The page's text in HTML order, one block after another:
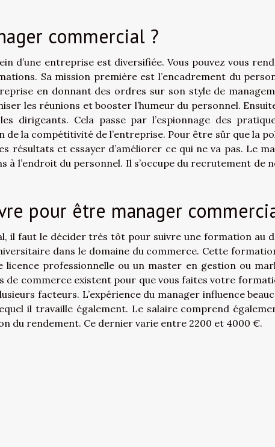
commercial ?
d’une entreprise est diversifiée. Vous pouvez vous
Sa mission première est l’encadrement du
en donnant des ordres sur son style de
les réunions et booster l’humeur du personnel.
dirigeants. Cela passe par l’espionnage des
de la compétitivité de l’entreprise. Pour être sûr que la
résultats et essayer d’améliorer ce qui ne va pas. Le
l’endroit du personnel. Il s’occupe du recrutement de
pour être manager
il faut le décider très tôt pour suivre une formation au
dans le domaine du commerce. Cette
professionnelle ou un master en gestion ou
de commerce existent pour que vous faites votre
facteurs. L’expérience du manager influence
il travaille également. Le salaire comprend
du rendement. Ce dernier varie entre 2200 et 4000 €.